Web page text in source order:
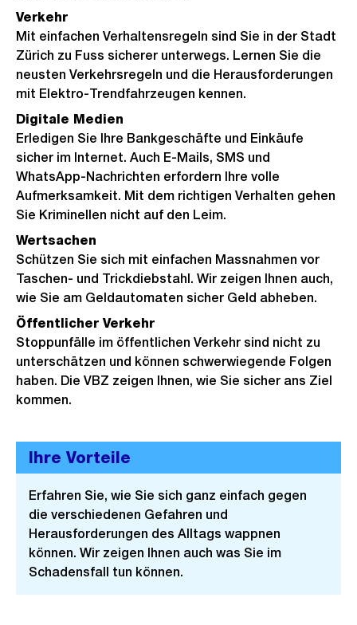
Verkehr
Mit einfachen Verhaltensregeln sind Sie in der Stadt
Zürich zu Fuss sicherer unterwegs. Lernen Sie die
neusten Verkehrsregeln und die Herausforderungen
mit Elektro-Trendfahrzeugen kennen.
Digitale Medien
Erledigen Sie Ihre Bankgeschäfte und Einkäufe
sicher im Internet. Auch E-Mails, SMS und
WhatsApp-Nachrichten erfordern Ihre volle
Aufmerksamkeit. Mit dem richtigen Verhalten gehen
Sie Kriminellen nicht auf den Leim.
Wertsachen
Schützen Sie sich mit einfachen Massnahmen vor
Taschen- und Trickdiebstahl. Wir zeigen Ihnen auch,
wie Sie am Geldautomaten sicher Geld abheben.
Öffentlicher Verkehr
Stoppunfälle im öffentlichen Verkehr sind nicht zu
unterschätzen und können schwerwiegende Folgen
haben. Die VBZ zeigen Ihnen, wie Sie sicher ans Ziel
kommen.
Ihre Vorteile
Erfahren Sie, wie Sie sich ganz einfach gegen
die verschiedenen Gefahren und
Herausforderungen des Alltags wappnen
können. Wir zeigen Ihnen auch was Sie im
Schadensfall tun können.